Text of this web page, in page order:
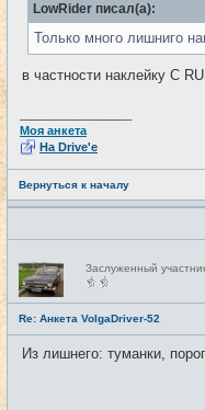
LowRider писал(а):
Только много лишниго
в частности наклейку C
Моя анкета
На Drive'e
Вернуться к началу
Н
е
в
с
е
Заслуженный
Re: Анкета VolgaDriver-52
Из лишнего: туманки,